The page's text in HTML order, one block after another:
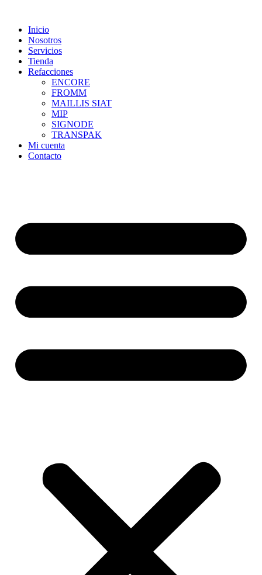
contentInicio
Nosotros
Servicios
Tienda
Refacciones
ENCORE
FROMM
MAILLIS SIAT
MIP
SIGNODE
TRANSPAK
Mi cuenta
Contacto